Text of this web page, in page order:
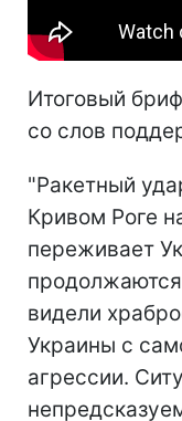
Итоговый
со слов
"Ракетный
Кривом Роге
переживает
видели
Украины с
агрессии.